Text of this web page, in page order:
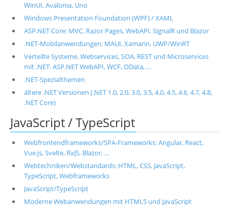
WinUI, Avalonia, Uno
Windows Presentation Foundation (WPF) / XAML
ASP.NET Core: MVC, Razor Pages, WebAPI, SignalR und Blazor
.NET-Mobilanwendungen: MAUI, Xamarin, UWP/WinRT
Verteilte Systeme, Webservices, SOA, REST und Microservices
mit .NET: ASP.NET WebAPI, WCF, OData, …
.NET-Spezialthemen
ältere .NET Versionen (.NET 1.0, 2.0, 3.0, 3.5, 4.0, 4.5, 4.6, 4.7, 4.8,
.NET Core)
JavaScript / TypeScript
Webfrontendframeworks/SPA-Frameworks: Angular, React,
Vue.js, Svelte, RxJS, Blazor, …
Webtechniken/Webstandards: HTML, CSS, JavaScript,
TypeScript, Webframeworks
JavaScript/TypeScript
Moderne Webanwendungen mit HTML5 und JavaScript